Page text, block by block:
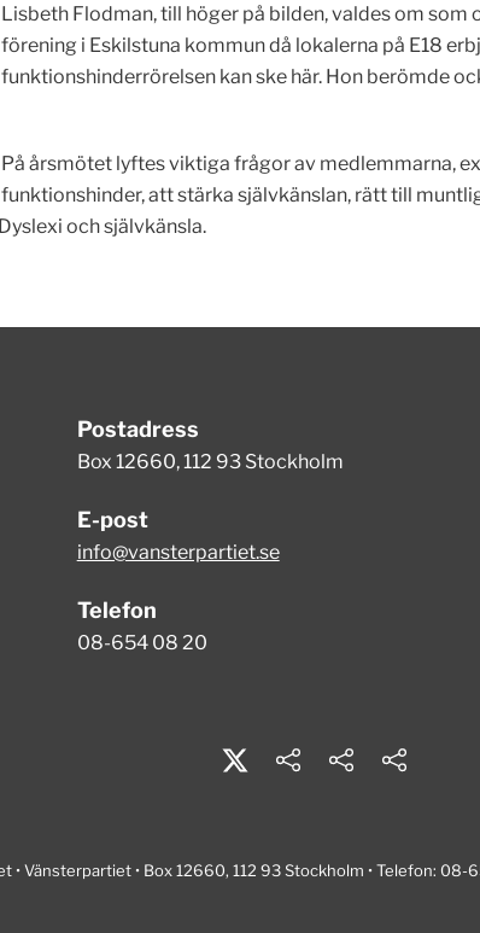
Lisbeth Flodman, till höger på bilden, valdes om
förening i Eskilstuna kommun då lokalerna på E18
funktionshinderrörelsen kan ske här. Hon berömde
På årsmötet lyftes viktiga frågor av medlemmarna,
funktionshinder, att stärka självkänslan, rätt till
och självkänsla.
Postadress
Box 12660, 112 93 Stockholm
E-post
info@vansterpartiet.se
Telefon
08-654 08 20
Vänsterpartiet • Box 12660, 112 93 Stockholm • Telefon: 08-